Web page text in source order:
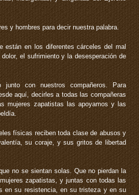
y hombres para decir nuestra palabra.
están en los diferentes cárceles del mal
el sufrimiento y la desesperación de
con nuestros compañeros. Para
aquí, decirles a todas las compañeras
mujeres zapatistas las apoyamos y las
físicas reciben toda clase de abusos y
su coraje, y sus gritos de libertad
no se sientan solas. Que no pierdan la
zapatistas, y juntas con todas las
en su resistencia, en su tristeza y en su